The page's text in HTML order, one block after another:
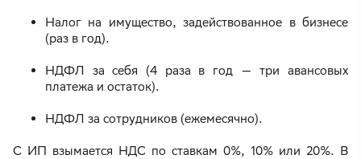
Налог на имущество, задействованное в бизнесе
(раз в год).
НДФЛ за себя (4 раза в год — три авансовых
платежа и остаток).
НДФЛ за сотрудников (ежемесячно).
С ИП взымается НДС по ставкам 0%, 10% или 20%. В